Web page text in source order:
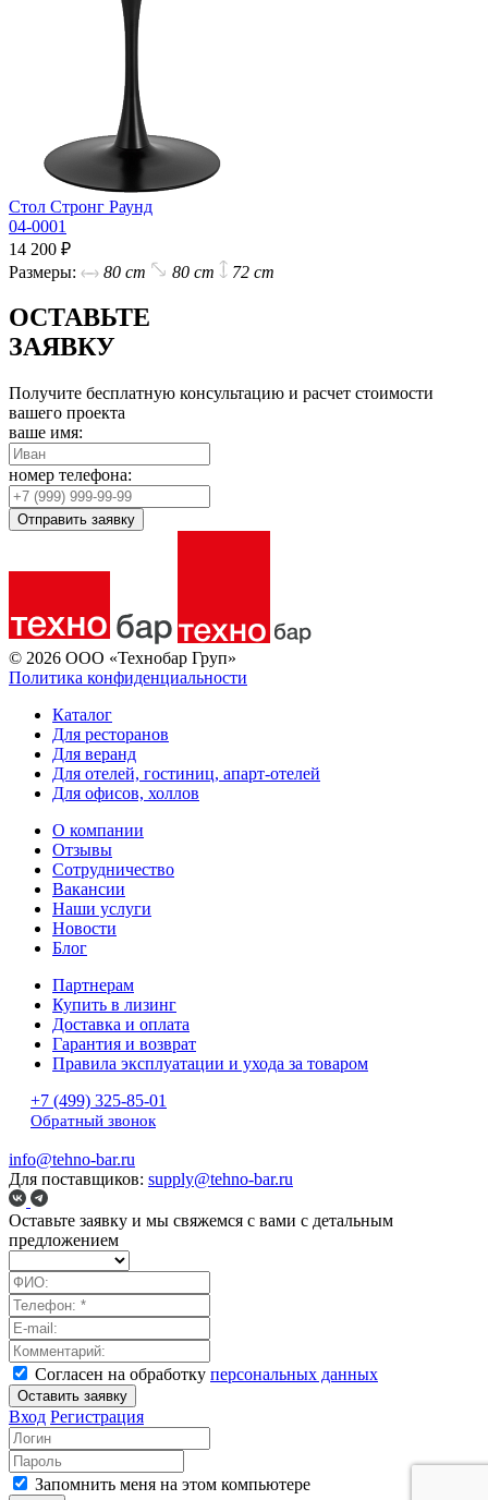
Стол Стронг Раунд
04-0001
14 200 ₽
Размеры:
80 cm 80 cm 72 cm
ОСТАВЬТЕ
ЗАЯВКУ
Получите бесплатную консультацию и расчет стоимости
вашего проекта
ваше имя:
номер телефона:
Отправить заявку
© 2026 ООО «Технобар Груп»
Политика конфиденциальности
Каталог
Для ресторанов
Для веранд
Для отелей, гостиниц, апарт-отелей
Для офисов, холлов
О компании
Отзывы
Сотрудничество
Вакансии
Наши услуги
Новости
Блог
Партнерам
Купить в лизинг
Доставка и оплата
Гарантия и возврат
Правила эксплуатации и ухода за товаром
+7 (499) 325-85-01
Обратный звонок
info@tehno-bar.ru
Для поставщиков: supply@tehno-bar.ru
Оставьте заявку и мы свяжемся с вами с детальным
предложением
Согласен на обработку персональных данных
Оставить заявку
Вход Регистрация
Запомнить меня на этом компьютере